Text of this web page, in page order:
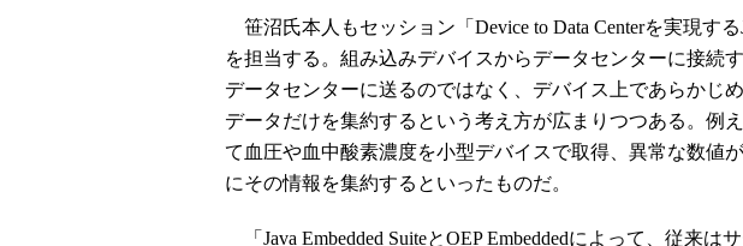
笹沼氏本人もセッション「Device to Data Centerを実現する
を担当する。組み込みデバイスからデータセンターに接続
データセンターに送るのではなく、デバイス上であらかじ
データだけを集約するという考え方が広まりつつある。例
て血圧や血中酸素濃度を小型デバイスで取得、異常な数値
にその情報を集約するといったものだ。
「Java Embedded SuiteとOEP Embeddedによって、従来は